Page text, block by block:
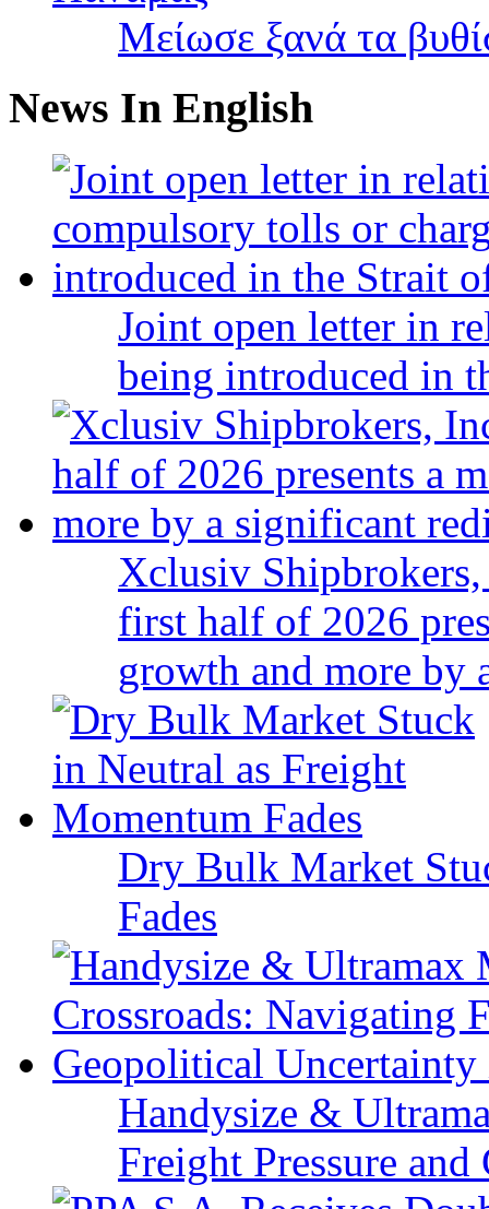
Μείωσε ξανά τα
News In English
Joint open letter in
being introduced in
Xclusiv
first half of 2026
growth and more
Dry Bulk Market
Fades
Handysize &
Freight Pressure